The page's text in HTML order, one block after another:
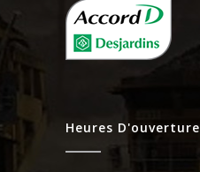
Heures D'ouverture